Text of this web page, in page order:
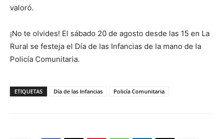
valoró.
¡No te olvides! El sábado 20 de agosto desde las 15 en La
Rural se festeja el Día de las Infancias de la mano de la
Policía Comunitaria.
ETIQUETAS Día de las Infancias Policía Comunitaria